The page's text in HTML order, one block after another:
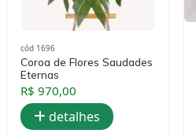
cód 1696
Coroa de Flores Saudades
Eternas
R$ 970,00
detalhes